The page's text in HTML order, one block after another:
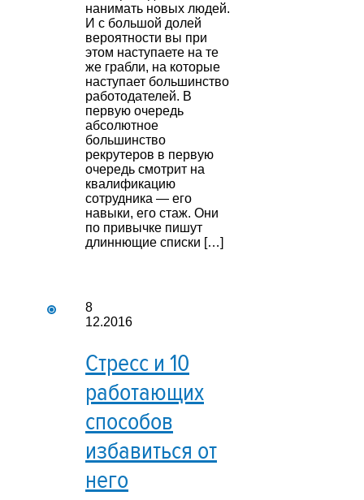
нанимать новых людей.
И с большой долей
вероятности вы при
этом наступаете на те
же грабли, на которые
наступает большинство
работодателей. В
первую очередь
абсолютное
большинство
рекрутеров в первую
очередь смотрит на
квалификацию
сотрудника — его
навыки, его стаж. Они
по привычке пишут
длиннющие списки […]
8
12.2016
Стресс и 10
работающих
способов
избавиться от
него